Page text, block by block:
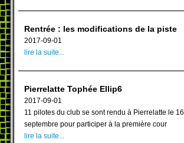
Rentrée : les modifications de la piste
2017-09-01
lire la suite...
Pierrelatte Tophée Ellip6
2017-09-01
11 pilotes du club se sont rendu à Pierrelatte le 16
septembre pour participer à la première cour
lire la suite...